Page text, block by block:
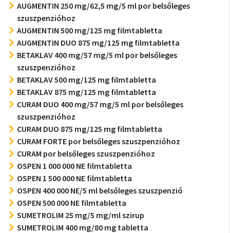
AUGMENTIN 250 mg/62,5 mg/5 ml por belsőleges
szuszpenzióhoz
AUGMENTIN 500 mg/125 mg filmtabletta
AUGMENTIN DUO 875 mg/125 mg filmtabletta
BETAKLAV 400 mg/57 mg/5 ml por belsőleges
szuszpenzióhoz
BETAKLAV 500 mg/125 mg filmtabletta
BETAKLAV 875 mg/125 mg filmtabletta
CURAM DUO 400 mg/57 mg/5 ml por belsőleges
szuszpenzióhoz
CURAM DUO 875 mg/125 mg filmtabletta
CURAM FORTE por belsőleges szuszpenzióhoz
CURAM por belsőleges szuszpenzióhoz
OSPEN 1 000 000 NE filmtabletta
OSPEN 1 500 000 NE filmtabletta
OSPEN 400 000 NE/5 ml belsőleges szuszpenzió
OSPEN 500 000 NE filmtabletta
SUMETROLIM 25 mg/5 mg/ml szirup
SUMETROLIM 400 mg/80 mg tabletta